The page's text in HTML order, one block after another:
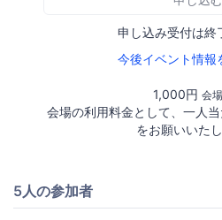
申し込み受付は終
今後イベント情報
1,000円 会
会場の利用料金として、一人
をお願いいたし
5人の参加者